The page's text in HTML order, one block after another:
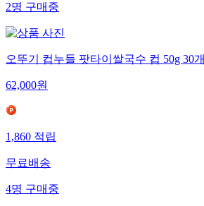
2명 구매중
오뚜기 컵누들 팟타이쌀국수 컵 50g 30개
62,000원
1,860 적립
무료배송
4명 구매중